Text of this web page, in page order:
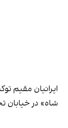
ایرانیان مقیم
شاه» در خیابان